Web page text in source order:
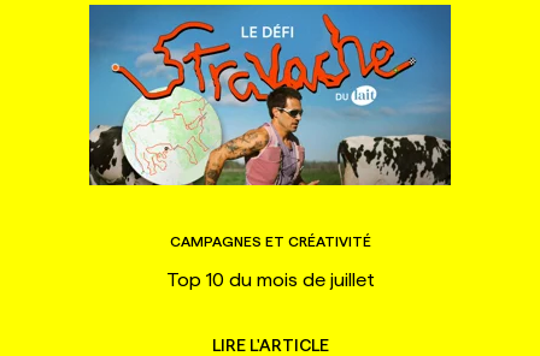
CAMPAGNES ET CRÉATIVITÉ
Top 10 du mois de juillet
LIRE L'ARTICLE